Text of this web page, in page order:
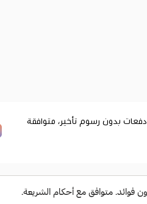
دفعات بدون رسوم تأخير، متوافقة